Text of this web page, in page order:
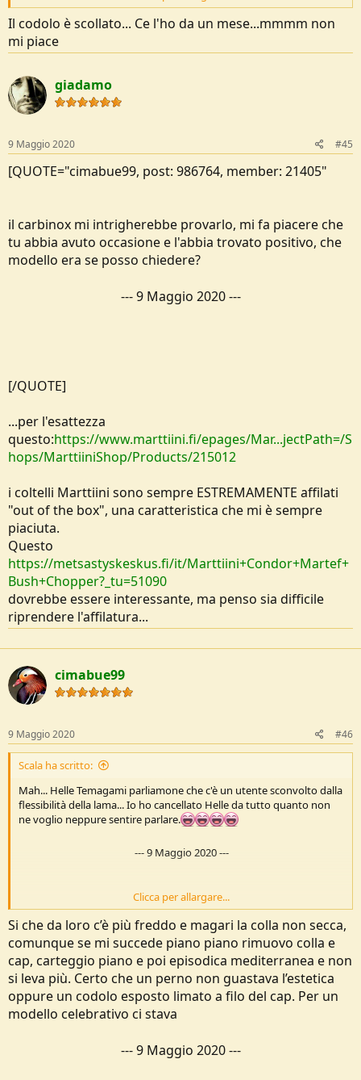
avuto occasione e l'abbia trovato positivo, che modello era se posso
chiedere?
Il codolo è scollato... Ce l'ho da un mese...mmmm non
mi piace
giadamo
9 Maggio 2020 #45
[QUOTE="cimabue99, post: 986764, member: 21405"
il carbinox mi intrigherebbe provarlo, mi fa piacere che
tu abbia avuto occasione e l'abbia trovato positivo, che
modello era se posso chiedere?
---9 Maggio 2020---
[/QUOTE]
...per l'esattezza
questo:https://www.marttiini.fi/epages/Mar...jectPath=/S
hops/MarttiiniShop/Products/215012
i coltelli Marttiini sono sempre ESTREMAMENTE affilati
"out of the box", una caratteristica che mi è sempre
piaciuta.
Questo
https://metsastyskeskus.fi/it/Marttiini+Condor+Martef+
Bush+Chopper?_tu=51090
dovrebbe essere interessante, ma penso sia difficile
riprendere l'affilatura...
cimabue99
9 Maggio 2020 #46
Scala ha scritto:
Mah... Helle Temagami parliamone che c'è un utente sconvolto dalla
flessibilità della lama... Io ho cancellato Helle da tutto quanto non
ne voglio neppure sentire parlare.
---9 Maggio 2020---
Mah... Guarda è una casa mite. Nom ho problemi in questo senso
---9 Maggio 2020---
Il codolo è scollato... Ce l'ho da un mese...mmmm non mi piace
Clicca per allargare...
Si che da loro c’è più freddo e magari la colla non secca,
comunque se mi succede piano piano rimuovo colla e
cap, carteggio piano e poi episodica mediterranea e non
si leva più. Certo che un perno non guastava l’estetica
oppure un codolo esposto limato a filo del cap. Per un
modello celebrativo ci stava
---9 Maggio 2020---